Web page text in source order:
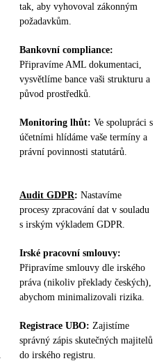
tak, aby vyhovoval zákonným
požadavkům.
Bankovní compliance:
Připravíme AML dokumentaci,
vysvětlíme bance vaši strukturu a
původ prostředků.
Monitoring lhůt: Ve spolupráci s
účetními hlídáme vaše termíny a
právní povinnosti statutárů.
Audit GDPR: Nastavíme
procesy zpracování dat v souladu
s irským výkladem GDPR.
Irské pracovní smlouvy:
Připravíme smlouvy dle irského
práva (nikoliv překlady českých),
abychom minimalizovali rizika.
Registrace UBO: Zajistíme
správný zápis skutečných majitelů
do irského registru.